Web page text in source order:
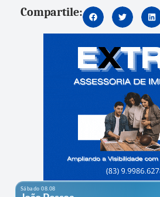
Compartile: